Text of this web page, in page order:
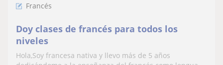
Francés
Doy clases de francés para todos los
niveles
Hola,Soy francesa nativa y llevo más de 5 años